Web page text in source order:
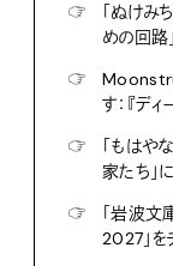
☞
「ぬけみ
めの回路
☞
す：『デ
☞
「もはや
家たち」
☞
「岩波
2027」を